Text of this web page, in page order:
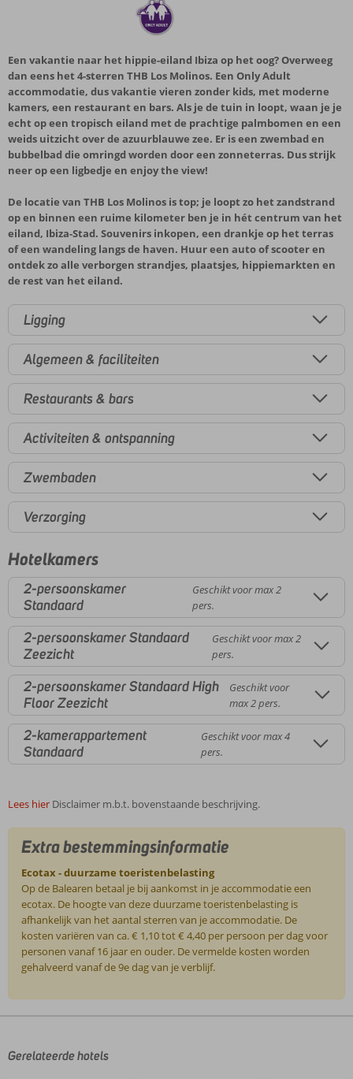
Een vakantie naar het hippie-eiland Ibiza op het oog? Overweeg
dan eens het 4-sterren THB Los Molinos. Een Only Adult
accommodatie, dus vakantie vieren zonder kids, met moderne
kamers, een restaurant en bars. Als je de tuin in loopt, waan je je
echt op een tropisch eiland met de prachtige palmbomen en een
weids uitzicht over de azuurblauwe zee. Er is een zwembad en
bubbelbad die omringd worden door een zonneterras. Dus strijk
neer op een ligbedje en enjoy the view!
De locatie van THB Los Molinos is top; je loopt zo het zandstrand
op en binnen een ruime kilometer ben je in hét centrum van het
eiland, Ibiza-Stad. Souvenirs inkopen, een drankje op het terras
of een wandeling langs de haven. Huur een auto of scooter en
ontdek zo alle verborgen strandjes, plaatsjes, hippiemarkten en
de rest van het eiland.
Ligging
Algemeen & faciliteiten
Restaurants & bars
Activiteiten & ontspanning
Zwembaden
Verzorging
Hotelkamers
2-persoonskamer
Standaard
Geschikt voor max 2
pers.
2-persoonskamer Standaard
Zeezicht
Geschikt voor max 2
pers.
2-persoonskamer Standaard High
Floor Zeezicht
Geschikt voor
max 2 pers.
2-kamerappartement
Standaard
Geschikt voor max 4
pers.
Lees hier Disclaimer m.b.t. bovenstaande beschrijving.
Extra bestemmingsinformatie
Ecotax - duurzame toeristenbelasting
Op de Balearen betaal je bij aankomst in je accommodatie een
ecotax. De hoogte van deze duurzame toeristenbelasting is
afhankelijk van het aantal sterren van je accommodatie. De
kosten variëren van ca. € 1,10 tot € 4,40 per persoon per dag voor
personen vanaf 16 jaar en ouder. De vermelde kosten worden
gehalveerd vanaf de 9e dag van je verblijf.
door
Gerelateerde hotels